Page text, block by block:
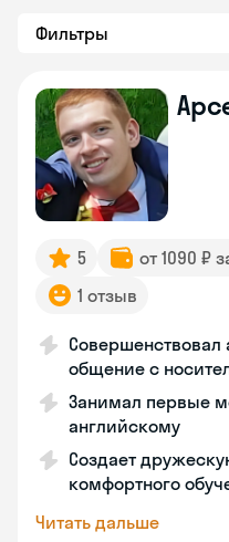
Фильтры
5 от 1090 ₽
1 отзыв
Совершенствовал
общение с
Занимал первые
английскому
Создает
комфортного
Читать дальше